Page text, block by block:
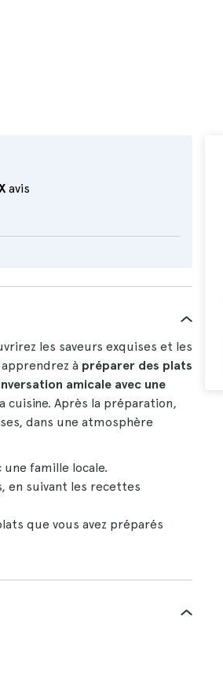
avis
les saveurs exquises et les
à préparer des plats
amicale avec une
cuisine. Après la préparation,
dans une atmosphère
une famille locale.
en suivant les recettes
que vous avez préparés